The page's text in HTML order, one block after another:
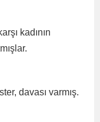
kadının
davası varmış.